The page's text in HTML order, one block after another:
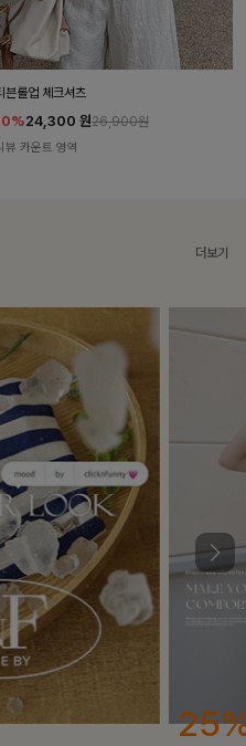
븐롤업 체크셔츠
24,300 원26,900원
뷰 카운트 영역
더보기
10%